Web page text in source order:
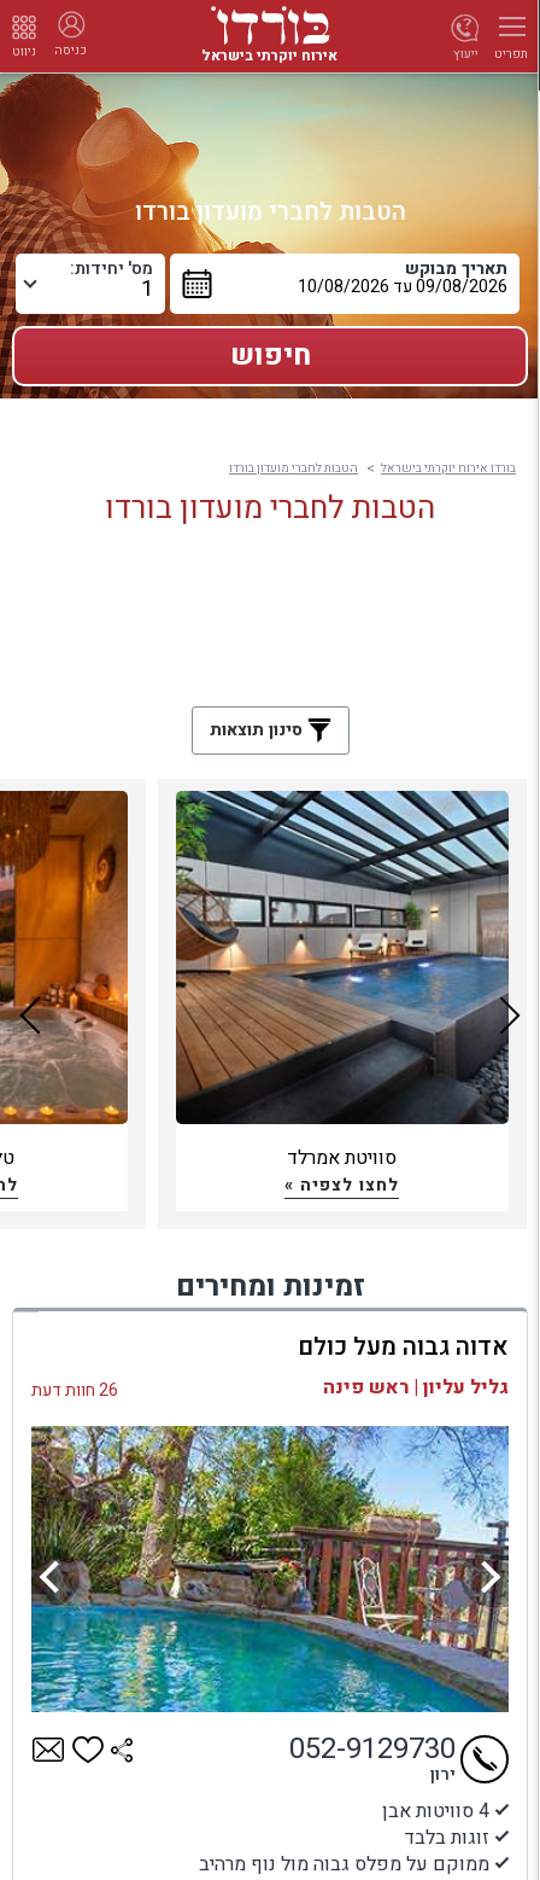
תפריט אירוח יוקרתי בישראל כניסה ניווט ייעוץ
הטבות לחברי מועדון בורדו
תאריך מבוקש מס' יחידות:
בורדו אירוח יוקרתי בישראל הטבות לחברי מועדון בורדו
הטבות לחברי מועדון בורדו
סינון תוצאות
סוויטת אמרלד
לחצו לצפיה »
זמינות ומחירים
אדוה גבוה מעל כולם
גליל עליון | ראש פינה 26 חוות דעת
4 סוויטות אבן
זוגות בלבד
ממוקם על מפלס גבוה מול נוף מרהיב
052-9129730
ירון